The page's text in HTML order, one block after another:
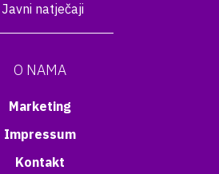
Javni natječaji
O NAMA
Marketing
Impressum
Kontakt